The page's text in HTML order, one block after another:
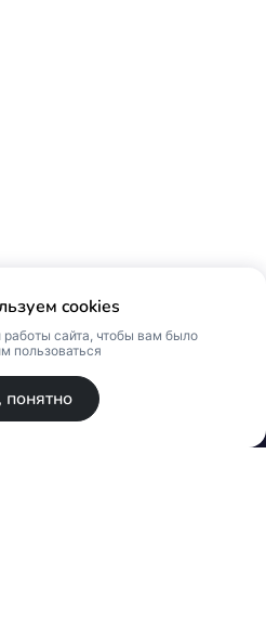
cookies
сайта, чтобы вам было
пользоваться
понятно